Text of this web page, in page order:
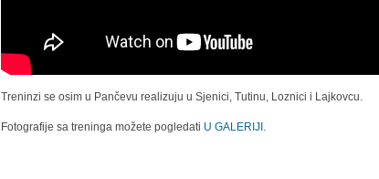
Treninzi se osim u Pančevu realizuju u Sjenici, Tutinu, Loznici i Lajkovcu.
Fotografije sa treninga možete pogledati U GALERIJI.